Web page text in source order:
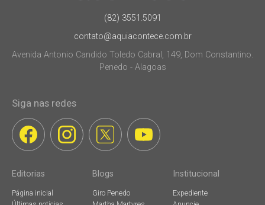
(82) 3551.5091
contato@aquiacontece.com.br
Avenida Antonio Candido Toledo Cabral, 149, Dom Constantino.
Penedo - Alagoas
Siga nas redes
Editorias
Página inicial
Blogs
Giro Penedo
Institucional
Expediente